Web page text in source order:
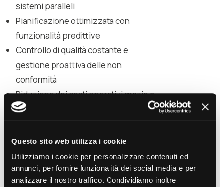
Questo sito web utilizza i cookie
Utilizziamo i cookie per personalizzare contenuti ed
annunci, per fornire funzionalità dei social media e per
analizzare il nostro traffico. Condividiamo inoltre
sistemi paralleli
Pianificazione ottimizzata con
funzionalità predittive
Controllo di qualità costante e
gestione proattiva delle non
conformità
Riduzione dei costi operativi grazie a
una gestione efficiente e snella delle
Il futuro è nell’Intelligent
Manufacturing ERP